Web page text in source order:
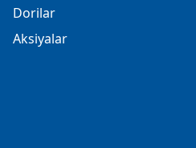
Dorilar
Aksiyalar